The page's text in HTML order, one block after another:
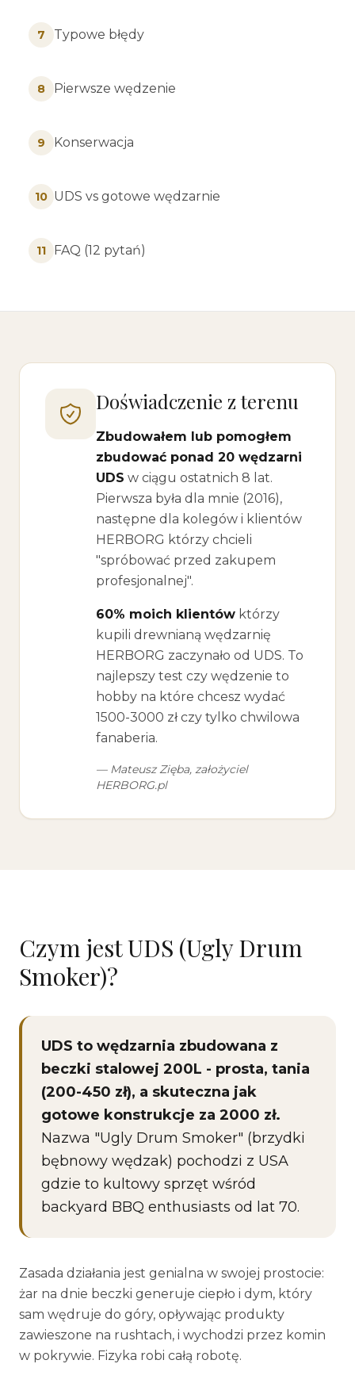
7 Typowe błędy
8 Pierwsze wędzenie
9 Konserwacja
10 UDS vs gotowe wędzarnie
11 FAQ (12 pytań)
Doświadczenie z terenu
Zbudowałem lub pomogłem
zbudować ponad 20 wędzarni
UDS w ciągu ostatnich 8 lat.
Pierwsza była dla mnie (2016),
następne dla kolegów i klientów
HERBORG którzy chcieli
"spróbować przed zakupem
profesjonalnej".
60% moich klientów którzy
kupili drewnianą wędzarnię
HERBORG zaczynało od UDS. To
najlepszy test czy wędzenie to
hobby na które chcesz wydać
1500-3000 zł czy tylko chwilowa
fanaberia.
— Mateusz Zięba, założyciel
HERBORG.pl
Czym jest UDS (Ugly Drum
Smoker)?
UDS to wędzarnia zbudowana z
beczki stalowej 200L - prosta, tania
(200-450 zł), a skuteczna jak
gotowe konstrukcje za 2000 zł.
Nazwa "Ugly Drum Smoker" (brzydki
bębnowy wędzak) pochodzi z USA
gdzie to kultowy sprzęt wśród
backyard BBQ enthusiasts od lat 70.
Zasada działania jest genialna w swojej prostocie:
żar na dnie beczki generuje ciepło i dym, który
sam wędruje do góry, opływając produkty
zawieszone na rushtach, i wychodzi przez komin
w pokrywie. Fizyka robi całą robotę.